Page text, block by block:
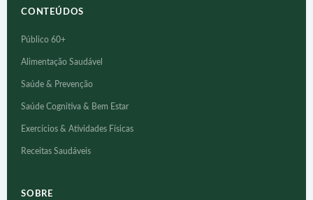
CONTEÚDOS
Público 60+
Alimentação Saudável
Saúde & Prevenção
Saúde Cognitiva & Bem Estar
Exercícios & Atividades Físicas
Receitas Saudáveis
SOBRE